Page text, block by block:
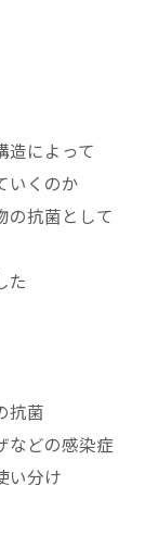
造によって
いくのか
の抗菌として
た
抗菌
などの感染症
い分け